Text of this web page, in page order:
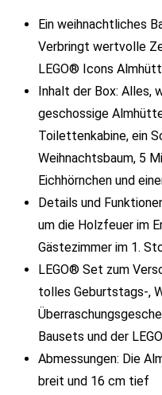
Ein weihnachtliches
Verbringt wertvolle
LEGO® Icons
Inhalt der Box: Alles,
geschossige
Toilettenkabine, ein
Weihnachtsbaum, 5
Eichhörnchen und
Details und
um die Holzfeuer im
Gästezimmer im 1.
LEGO® Set zum
tolles Geburtstags-,
Bausets und der
Abmessungen: Die
breit und 16 cm tief